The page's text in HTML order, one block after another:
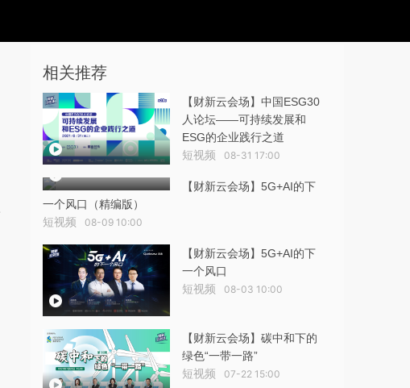
相关推荐
【财新云会场】中国ESG30
人论坛——可持续发展和
ESG的企业践行之道
短视频 08-31 17:00
【财新云会场】5G+AI的下
一个风口（精编版）
短视频 08-09 10:00
【财新云会场】5G+AI的下
一个风口
短视频 08-03 10:00
【财新云会场】碳中和下的
绿色“一带一路”
短视频 07-22 15:00